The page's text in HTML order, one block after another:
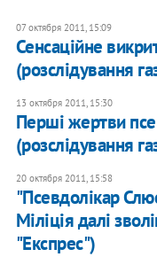
07 октября 2011, 15:09
Сенсаційне
(розслідування
13 октября 2011, 15:30
Перші жертви
(розслідування
20 октября 2011, 15:58
"Псевдолікар
Міліція далі
"Експрес")